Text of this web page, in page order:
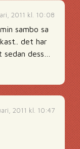
2011 kl. 10:08
sambo sa
det har
dess…
2011 kl. 10:47